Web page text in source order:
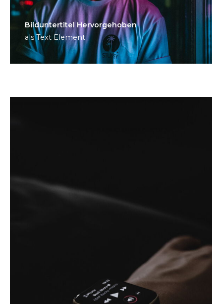
Bild­unter­titel Hervorgehoben
als Text Element